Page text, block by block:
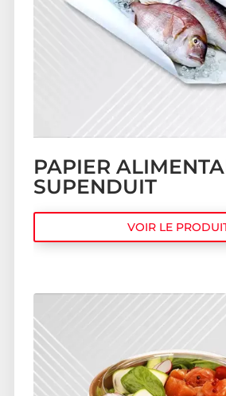
PAPIER
SUPENDUIT
VOIR LE